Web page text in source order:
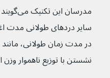
مدرسان
سایر دردهای طولانی مدت
در مدت زمان طولانی،
نشستن با توزیع ناهموار